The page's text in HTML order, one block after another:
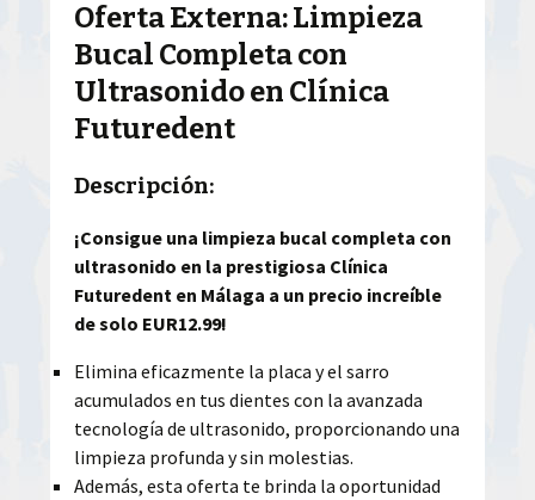
Oferta Externa: Limpieza
Bucal Completa con
Ultrasonido en Clínica
Futuredent
Descripción:
¡Consigue una limpieza bucal completa con
ultrasonido en la prestigiosa Clínica
Futuredent en Málaga a un precio increíble
de solo EUR12.99!
Elimina eficazmente la placa y el sarro
acumulados en tus dientes con la avanzada
tecnología de ultrasonido, proporcionando una
limpieza profunda y sin molestias.
Además, esta oferta te brinda la oportunidad